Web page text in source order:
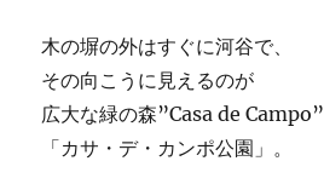
木の塀の外はすぐに河谷で、
その向こうに見えるのが
広大な緑の森”Casa de Campo”
「カサ・デ・カンポ公園」。